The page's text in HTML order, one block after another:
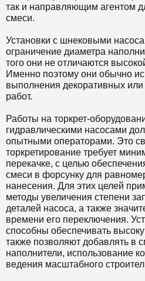
так и направляющим агентом
смеси.
Установки с шнековыми
ограничение диаметра
того они не отличаются
Именно поэтому они обычно
выполнения декоративных
работ.
Работы на торкрет-
гидравлическими насосами
опытными операторами. Это
торкретирование требует
перекачке, с целью
смеси в форсунку для
нанесения. Для этих целей
методы увеличения степени
деталей насоса, а также
времени его переключения.
способны обеспечивать
также позволяют добавлять в
наполнители, использование
ведения масштабного